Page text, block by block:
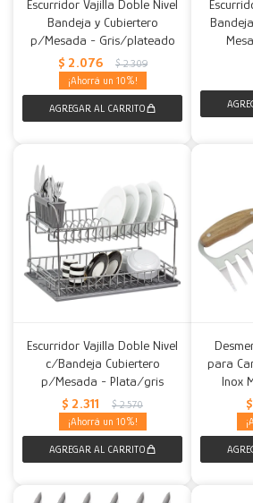
Escurridor Vajilla Doble Nivel
Bandeja y Cubiertero
p/Mesada - Gris/plateado
$ 2.076 $ 2.309
10
Escurridor Vajilla Doble Nivel
c/Bandeja Cubiertero
p/Mesada - Plata/gris
$ 2.311 $ 2.570
10
para
Inox
$